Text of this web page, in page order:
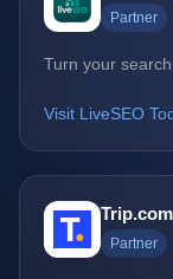
Partner
Turn your
Visit LiveSEO
Trip.com
Partner